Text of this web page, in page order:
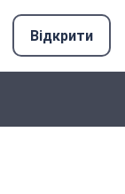
Відкрити